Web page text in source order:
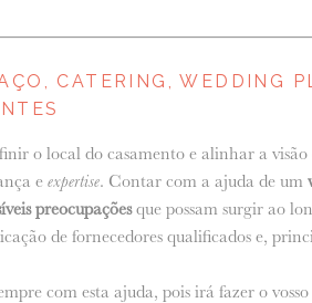
CATERING, WEDDING
o local do casamento e alinhar a
e expertise. Contar com a ajuda de um
preocupaçõesque possam surgir ao
de fornecedores qualificados e,
com esta ajuda, pois irá fazer o